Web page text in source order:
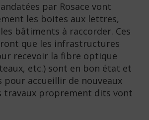
par Rosace vont
les boites aux lettres,
bâtiments à raccorder. Ces
que les infrastructures
recevoir la fibre optique
etc.) sont en bon état et
pour accueillir de nouveaux
travaux proprement dits vont